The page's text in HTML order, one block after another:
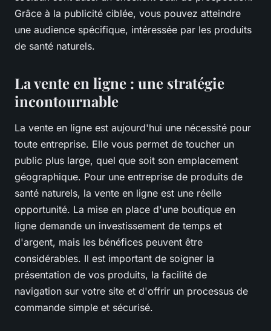
Grâce à la publicité ciblée, vous pouvez atteindre
une audience spécifique, intéressée par les produits
de santé naturels.
La vente en ligne : une stratégie
incontournable
La vente en ligne est aujourd'hui une nécessité pour
toute entreprise. Elle vous permet de toucher un
public plus large, quel que soit son emplacement
géographique. Pour une entreprise de produits de
santé naturels, la vente en ligne est une réelle
opportunité. La mise en place d'une boutique en
ligne demande un investissement de temps et
d'argent, mais les bénéfices peuvent être
considérables. Il est important de soigner la
présentation de vos produits, la facilité de
navigation sur votre site et d'offrir un processus de
commande simple et sécurisé.